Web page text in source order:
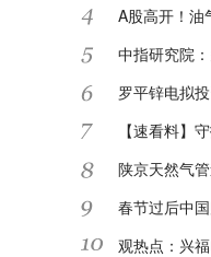
A股高开！油
中指研究院
罗平锌电拟
【速看料】
陕京天然气
春节过后中
观热点：兴